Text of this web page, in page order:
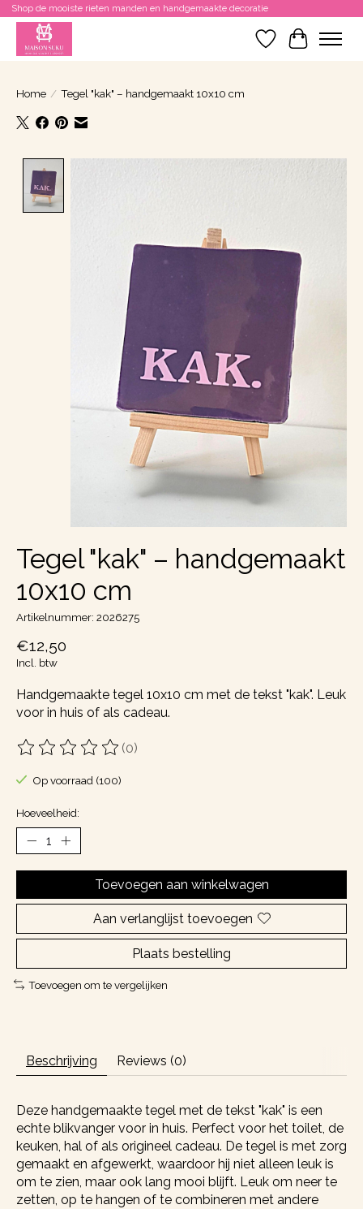
Shop de mooiste rieten manden en handgemaakte decoratie
Verlanglijst
Home / Tegel "kak" – handgemaakt 10x10 cm
Product image slideshow Items
Tegel "kak" – handgemaakt
10x10 cm
Artikelnummer: 2026275
€12,50
Incl. btw
Handgemaakte tegel 10x10 cm met de tekst "kak". Leuk
voor in huis of als cadeau.
De beoordeling van dit product is
(0)
Op voorraad (100)
Hoeveelheid:
Toevoegen aan winkelwagen
Aan verlanglijst toevoegen
Plaats bestelling
Toevoegen om te vergelijken
Beschrijving Reviews (0)
Deze handgemaakte tegel met de tekst "kak" is een
echte blikvanger voor in huis. Perfect voor het toilet, de
keuken, hal of als origineel cadeau. De tegel is met zorg
gemaakt en afgewerkt, waardoor hij niet alleen leuk is
om te zien, maar ook lang mooi blijft. Leuk om neer te
zetten, op te hangen of te combineren met andere